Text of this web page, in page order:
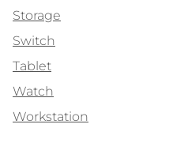
Storage
Switch
Tablet
Watch
Workstation